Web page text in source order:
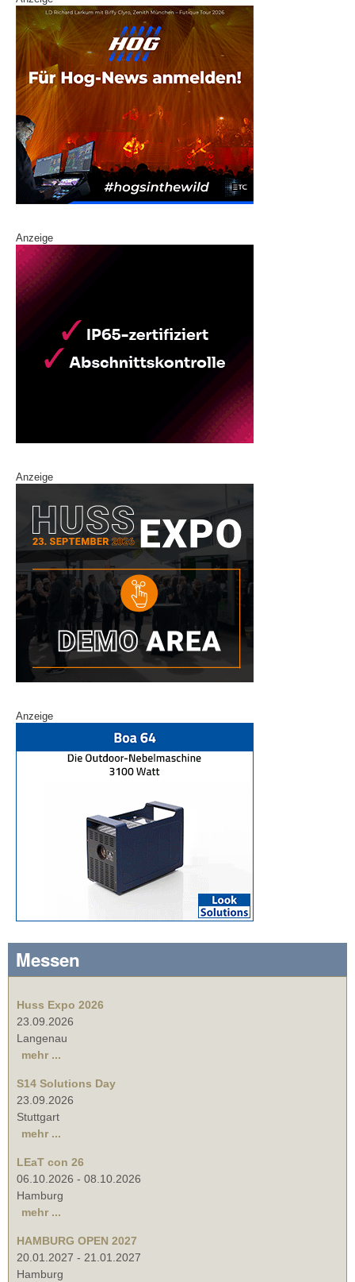
Anzeige
Anzeige
Anzeige
Messen
Huss Expo 2026
23.09.2026
Langenau
mehr ...
S14 Solutions Day
23.09.2026
Stuttgart
mehr ...
LEaT con 26
06.10.2026 - 08.10.2026
Hamburg
mehr ...
HAMBURG OPEN 2027
20.01.2027 - 21.01.2027
Hamburg